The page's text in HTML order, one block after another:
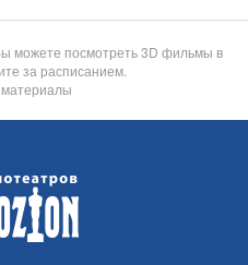
можете посмотреть 3D фильмы в
за расписанием.